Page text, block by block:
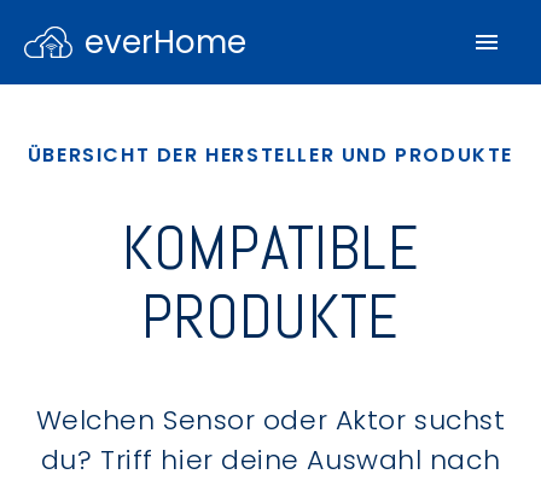
everHome
ÜBERSICHT DER HERSTELLER UND PRODUKTE
KOMPATIBLE
PRODUKTE
Welchen Sensor oder Aktor suchst
du? Triff hier deine Auswahl nach